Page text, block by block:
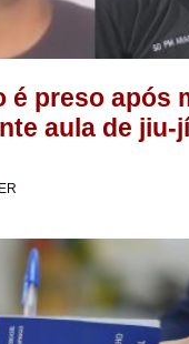
é preso após
aula de jiu-